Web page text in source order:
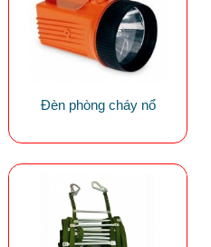
Đèn phòng cháy nổ